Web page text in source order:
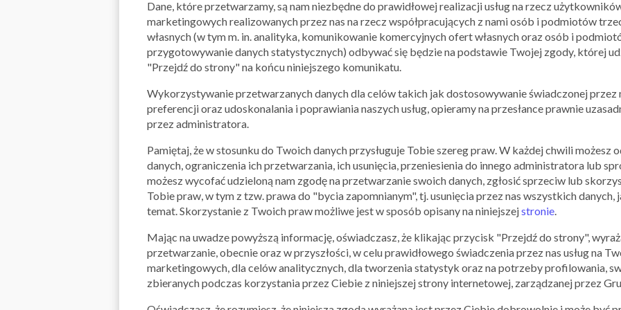
ramach Aplikacji Mobilnej Qpony zniżek na produkty lub
jednoczesnym określeniu zasad i warunków ich realizacji.
Usługodawca udostępnia Użytkownikowi dedykowany
danej oferty promocyjnej. Tego rodzaju kupon promocyjny
otrzymania rabatu na produkty lub usługi oferowane przez
których zrealizowanie jest niezbędne dla jego ważności,
promocyjnego przez Użytkownika, może on przystąpić do
Rezygnacja z korzystania z pobranego kuponu
wymaga od Użytkownika jedynie zaprzestania korzystania
Mobilnej Qpony jako całości.
Jednocześnie, na mocy zewnętrznych porozumień
Usługodawca może pośredniczyć pomiędzy
usług oferowanych przez podmiot trzeci, objętych
realizacji takiej usługi płatnej, Usługodawca pełni rolę
odpowiedzialnym za prawidłową realizację usługi lub
podmiot trzeci; działalność podmiotu trzeciego w tym
Dane, które przetwarzamy, są nam niezbędne do prawidłowej realizacji usług na rzecz
marketingowych realizowanych przez nas na rzecz współpracujących z nami osób i podmiotów
własnych (w tym m. in. analityka, komunikowanie komercyjnych ofert własnych oraz osób i
przygotowywanie danych statystycznych) odbywać się będzie na podstawie Twojej zgody, której
"Przejdź do strony" na końcu niniejszego komunikatu.
Wykorzystywanie przetwarzanych danych dla celów takich jak dostosowywanie świadczonej przez
preferencji oraz udoskonalania i poprawiania naszych usług, opieramy na przesłance prawnie
przez administratora.
Pamiętaj, że w stosunku do Twoich danych przysługuje Tobie szereg praw. W każdej chwili możesz
danych, ograniczenia ich przetwarzania, ich usunięcia, przeniesienia do innego administratora lub
możesz wycofać udzieloną nam zgodę na przetwarzanie swoich danych, zgłosić sprzeciw lub
Tobie praw, w tym z tzw. prawa do "bycia zapomnianym", tj. usunięcia przez nas wszystkich
temat. Skorzystanie z Twoich praw możliwe jest w sposób opisany na niniejszejstronie.
Mając na uwadze powyższą informację, oświadczasz, że klikając przycisk "Przejdź do strony",
przetwarzanie, obecnie oraz w przyszłości, w celu prawidłowego świadczenia przez nas usług na
marketingowych, dla celów analitycznych, dla tworzenia statystyk oraz na potrzeby profilowania,
zbieranych podczas korzystania przez Ciebie z niniejszej strony internetowej, zarządzanej przez